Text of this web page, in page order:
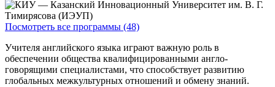
Посмотреть все программы (48)
Учителя английского языка играют важную роль в
обеспечении общества квалифицированными англо-
говорящими специалистами, что способствует развитию
глобальных межкультурных отношений и обмену знаний.